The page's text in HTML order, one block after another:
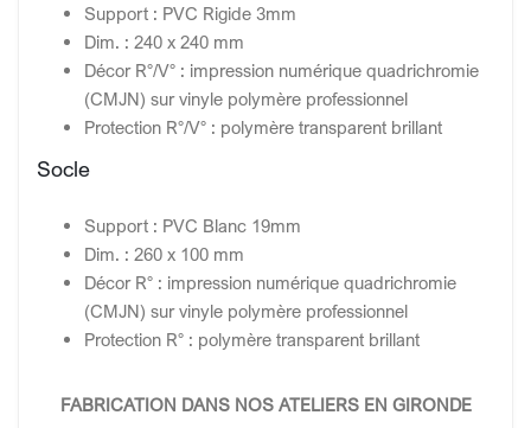
Support : PVC Rigide 3mm
Dim. : 240 x 240 mm
Décor R°/V° : impression numérique quadrichromie
(CMJN) sur vinyle polymère professionnel
Protection R°/V° : polymère transparent brillant
Socle
Support : PVC Blanc 19mm
Dim. : 260 x 100 mm
Décor R° : impression numérique quadrichromie
(CMJN) sur vinyle polymère professionnel
Protection R° : polymère transparent brillant
FABRICATION DANS NOS ATELIERS EN GIRONDE